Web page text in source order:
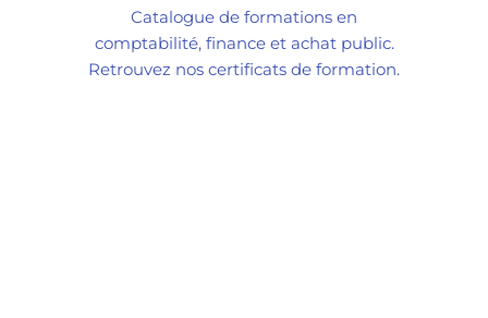
Catalogue de formations en
comptabilité, finance et achat public.
Retrouvez nos certificats de formation.